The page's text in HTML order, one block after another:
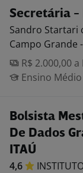
Secretária -
Sandro Startari
Campo Grande
R$ 2.000,00 a
Ensino Médio
Bolsista
De Dados
ITAÚ
4,6